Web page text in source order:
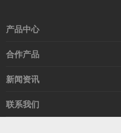
产品中心
高速线缆
以太网交换机
合作产品
希捷硬盘
新闻资讯
行业动态
技术视角
联系我们